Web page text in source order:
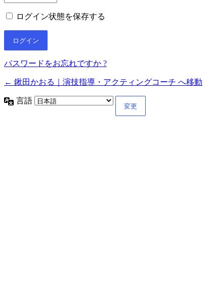
ログイン状態を保存する
パスワードをお忘れですか ?
← 鍬田かおる｜演技指導・アクティングコーチ へ移動
言語